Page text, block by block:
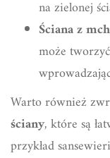
na zielonej
Ściana z
może
Warto również
ściany, które są
przykład